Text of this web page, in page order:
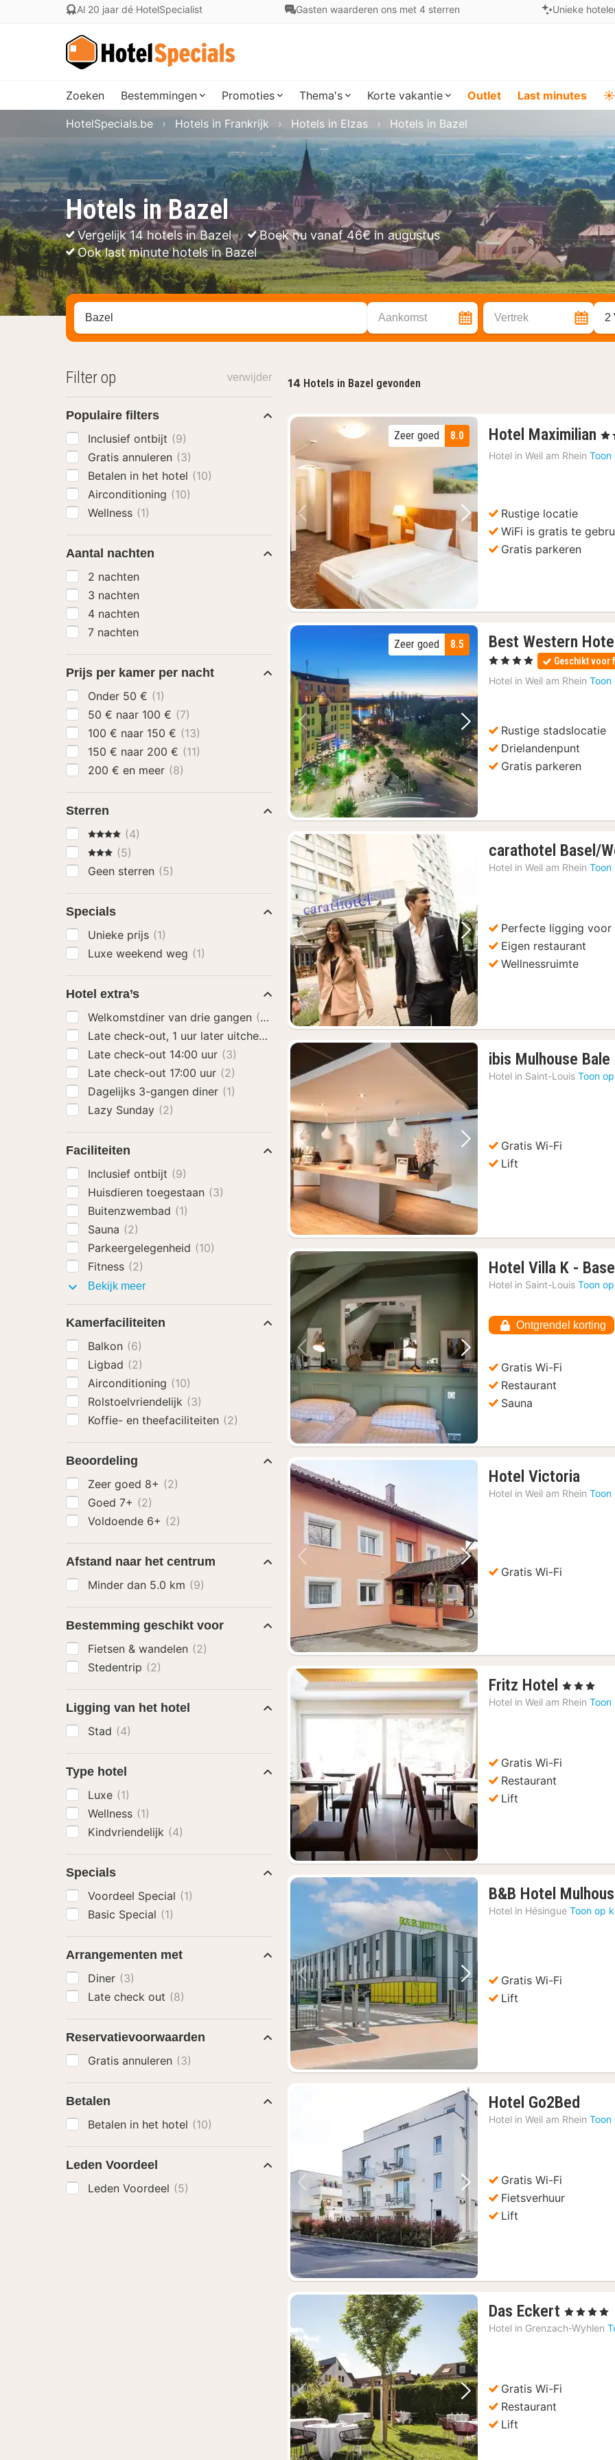
Al 20 jaar dé HotelSpecialist Gasten waarderen ons met 4 sterren Unieke
Zoeken Bestemmingen Promoties Thema's Korte vakantie Outlet Last minutes ☀️
Hotels in Bazel
Vergelijk 14 hotels in Bazel
Boek nu vanaf 46€ in augustus
Ook last minute hotels in Bazel
HotelSpecials.be Hotels in Frankrijk Hotels in Elzas Hotels in Bazel
Zoek op hotel, regio of stad Aankomst Vertrek 2
14 Hotels in Bazel gevonden
Vorige foto Volgende foto
8.0
Zeer goed Hotel Maximilian 1
, 3
Hotel in Weil am Rhein
Rustige locatie
WiFi is gratis te
Gratis parkeren
Vorige foto Volgende foto
8.5
Zeer goed Best Western
, 4 Sterren Geschikt voor
Hotel in Weil am Rhein
Rustige stadslocatie
Drielandenpunt
Gratis parkeren
Vorige foto Volgende foto
carathotel Basel/
Hotel in Weil am Rhein
Perfecte ligging voor
Eigen restaurant
Wellnessruimte
Vorige foto Volgende foto
ibis Mulhouse
Hotel in Saint-Louis Toon
Gratis Wi-Fi
Lift
Vorige foto Volgende foto
Hotel Villa K -
Hotel in Saint-Louis Toon
Ontgrendel korting
Gratis Wi-Fi
Restaurant
Sauna
Volgende foto
Hotel Victoria
Hotel in Weil am Rhein
Gratis Wi-Fi
Vorige foto Volgende foto
Fritz Hotel 1
nacht
, 3 Sterren
Hotel in Weil am Rhein
Gratis Wi-Fi
Restaurant
Lift
Vorige foto Volgende foto
B&B Hotel
Hotel in Hésingue Toon op
Gratis Wi-Fi
Lift
Vorige foto Volgende foto
Hotel Go2Bed
Hotel in Weil am Rhein
Gratis Wi-Fi
Fietsverhuur
Lift
Vorige foto Volgende foto
Das Eckert 1
nacht
, 4 Sterren
Hotel in Grenzach-Wyhlen
Gratis Wi-Fi
Restaurant
Lift
Filter op verwijder
Populaire filters
Inclusief ontbijt (9)
Gratis annuleren (3)
Betalen in het hotel (10)
Airconditioning (10)
Wellness (1)
Aantal nachten
2 nachten
3 nachten
4 nachten
7 nachten
Prijs per kamer per nacht
Onder 50 € (1)
50 € naar 100 € (7)
100 € naar 150 € (13)
150 € naar 200 € (11)
200 € en meer (8)
Sterren
4 Sterren
(4)
3 Sterren
(5)
Geen sterren (5)
Specials
Unieke prijs (1)
Luxe weekend weg (1)
Hotel extra’s
Welkomstdiner van drie gangen (2)
Late check-out, 1 uur later uitchecken
Late check-out 14:00 uur (3)
Late check-out 17:00 uur (2)
Dagelijks 3-gangen diner (1)
Lazy Sunday (2)
Faciliteiten
Inclusief ontbijt (9)
Huisdieren toegestaan (3)
Buitenzwembad (1)
Sauna (2)
Parkeergelegenheid (10)
Fitness (2)
Bekijk meerFaciliteiten
Kamerfaciliteiten
Balkon (6)
Ligbad (2)
Airconditioning (10)
Rolstoelvriendelijk (3)
Koffie- en theefaciliteiten (2)
Beoordeling
Zeer goed 8+ (2)
Goed 7+ (2)
Voldoende 6+ (2)
Afstand naar het centrum
Minder dan 5.0 km (9)
Bestemming geschikt voor
Fietsen & wandelen (2)
Stedentrip (2)
Ligging van het hotel
Stad (4)
Type hotel
Luxe (1)
Wellness (1)
Kindvriendelijk (4)
Specials
Voordeel Special (1)
Basic Special (1)
Arrangementen met
Diner (3)
Late check out (8)
Reservatievoorwaarden
Gratis annuleren (3)
Betalen
Betalen in het hotel (10)
Leden Voordeel
Leden Voordeel (5)